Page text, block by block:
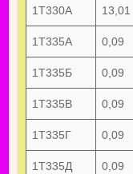
1Т330А 13,01
1Т335А 0,09
1Т335Б 0,09
1Т335В 0,09
1Т335Г 0,09
1Т335Д 0,09